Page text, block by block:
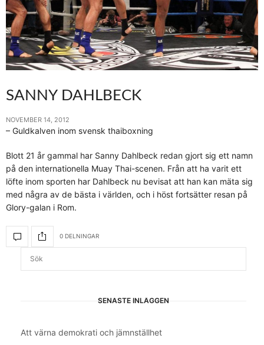
SANNY DAHLBECK
NOVEMBER 14, 2012
– Guldkalven inom svensk thaiboxning
Blott 21 år gammal har Sanny Dahlbeck redan gjort sig ett namn
på den internationella Muay Thai-scenen. Från att ha varit ett
löfte inom sporten har Dahlbeck nu bevisat att han kan mäta sig
med några av de bästa i världen, och i höst fortsätter resan på
Glory-galan i Rom.
0 DELNINGAR
SENASTE INLÄGGEN
Att värna demokrati och jämnställhet